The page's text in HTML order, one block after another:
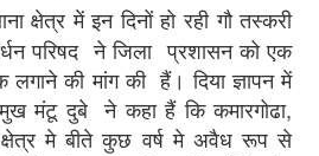
क्षेत्र में इन दिनों हो रही गौ तस्करी
परिषद ने जिला प्रशासन को एक
लगाने की मांग की हैं। दिया ज्ञापन में
मंटू दुबे ने कहा हैं कि कमारगोढा,
क्षेत्र मे बीते कुछ वर्ष मे अवैध रूप से